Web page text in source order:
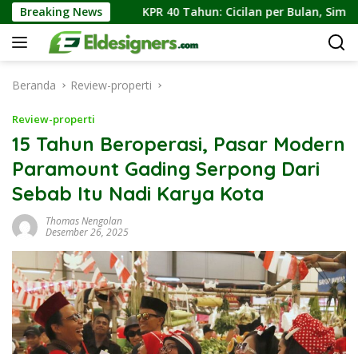
Langsung
ke
konten
Breaking NewsKPR 40 Tahun: Cicilan per Bulan, Simulasi
Beranda Review-properti
Review-properti
15 Tahun Beroperasi, Pasar Modern
Paramount Gading Serpong Dari
Sebab Itu Nadi Karya Kota
Thomas Nengolan
Desember 26, 2025